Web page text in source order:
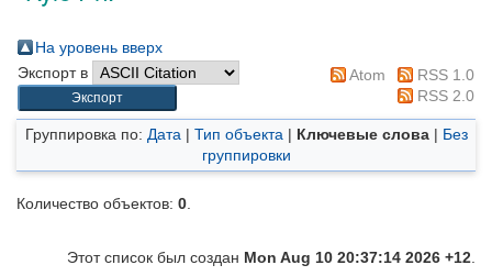
На уровень вверх
Экспорт в
Atom
RSS 1.0
RSS 2.0
Группировка по: Дата | Тип объекта | Ключевые слова| Без
группировки
Количество объектов: 0
Этот список был создан Mon Aug 10 20:37:14 2026 +12